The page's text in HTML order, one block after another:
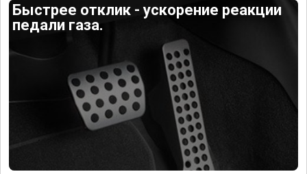
Быстрее отклик - ускорение реакции
педали газа.